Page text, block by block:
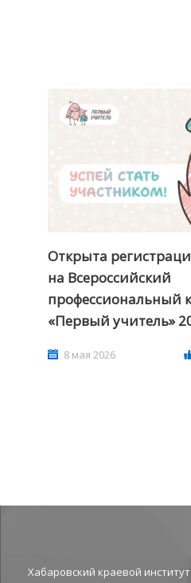
Открыта
на Всероссийский
профессиональный
«Первый учитель»
8 мая 2026
Хабаровский краевой институт